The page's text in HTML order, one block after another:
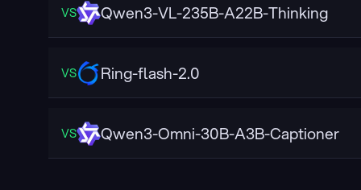
VS Qwen3-VL-235B-A22B-Thinking
VS Ring-flash-2.0
VS Qwen3-Omni-30B-A3B-Captioner